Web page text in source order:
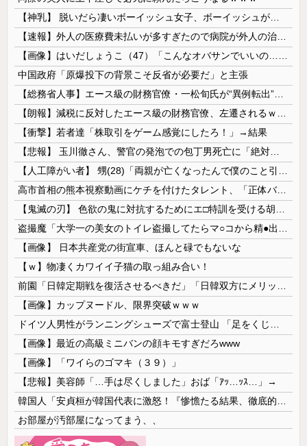
中国政府「原爆投下の背景こそ反省が必要だ」と主張
【衝撃】若者達「株取引をゲーム感覚にしたろ！」→結果
高市首相の熊本視察動画にケチを付けたタレント、「正体バレバレよな」と黒電話の呼び方であっさりと……
【画像】 日本共産党の街宣車、ほんと碌でもないな
【ｗ】物凄くカワイイ子猫の取っ組み合い！
【画像】カップヌードル、限界突破ｗｗｗ
【画像】最近の高級ミニバンの顔キモすぎだろwww
【画像】「ワイらのゴマキ（３９）」
【悲報】美容師「…手は尽くしました」おば「ｱｯ…ｯｽ…」→
お部屋が汚部屋になってまう、、